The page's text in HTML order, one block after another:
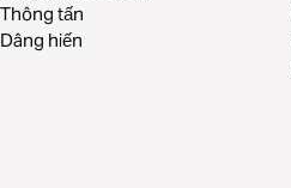
Thông tấn
Dâng hiến